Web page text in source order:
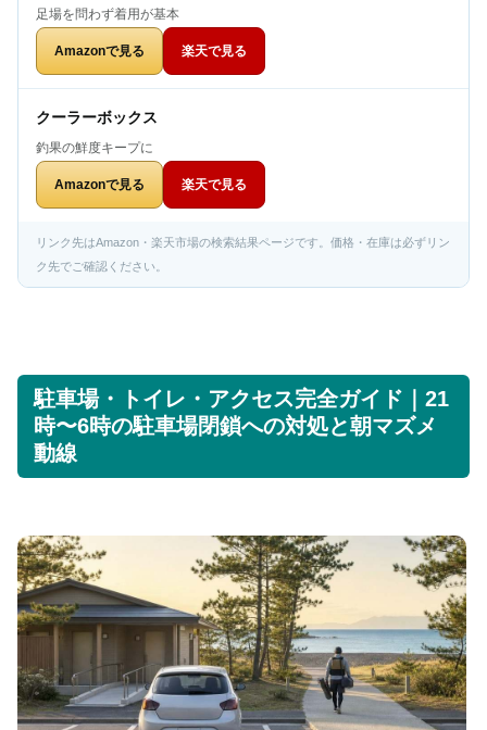
足場を問わず着用が基本
Amazonで見る 楽天で見る
クーラーボックス
釣果の鮮度キープに
Amazonで見る 楽天で見る
リンク先はAmazon・楽天市場の検索結果ページです。価格・在庫は必ずリン
ク先でご確認ください。
駐車場・トイレ・アクセス完全ガイド｜21
時〜6時の駐車場閉鎖への対処と朝マズメ
動線